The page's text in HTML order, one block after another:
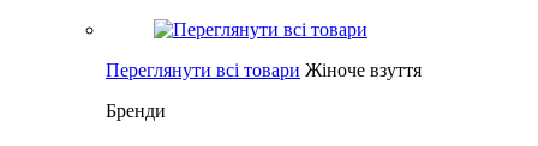
Переглянути всі товари Жіноче взуття
Бренди